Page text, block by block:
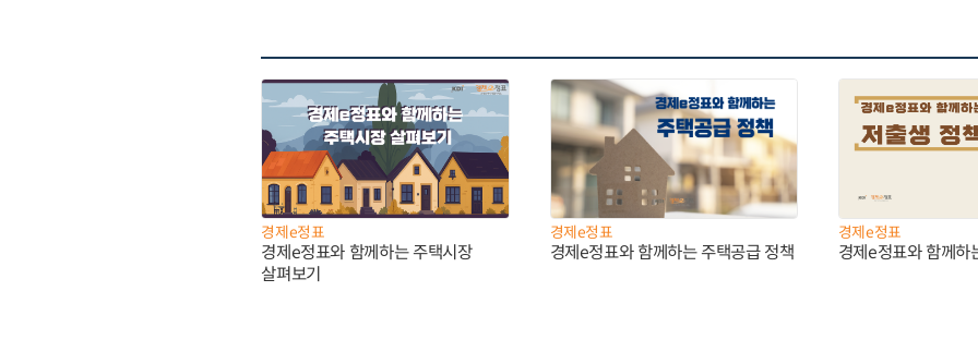
경제e정표
경제e정표와 함께하는 주택시장
살펴보기
경제e정표
경제e정표와 함께하는 주택공급 정책
경제e정표
경제e정표와 함께하